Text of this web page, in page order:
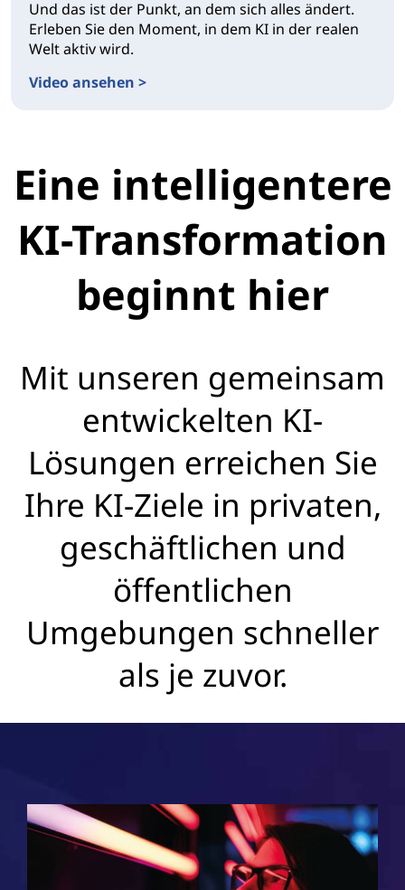
Und das ist der Punkt, an dem sich alles ändert.
Erleben Sie den Moment, in dem KI in der realen
Welt aktiv wird.
Video ansehen >
Eine intelligentere
KI-Transformation
beginnt hier
Mit unseren gemeinsam
entwickelten KI-
Lösungen erreichen Sie
Ihre KI-Ziele in privaten,
geschäftlichen und
öffentlichen
Umgebungen schneller
als je zuvor.